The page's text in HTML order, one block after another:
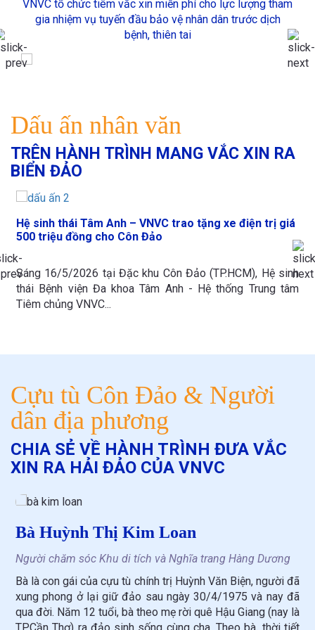
VNVC hỗ trợ tài chính, cung ứng thuốc, vật tư y tế, sách
vở, dụng cụ học tập, máy phát điện và chung tay xây
dựng nhà tái định cư cho người dân vùng bão lũ.
Dấu ấn nhân văn
TRÊN HÀNH TRÌNH MANG VẮC XIN RA
BIỂN ĐẢO
Người dân Côn Đảo được tiêm ngừa cúm miễn phí ba
năm
VNVC tài trợ hơn 10 tỷ đồng cho Côn Đảo, tiêm miễn phí
vaccine cúm trong ba năm và đầu tư kho lạnh bảo quản
vaccine đạt...
Cựu tù Côn Đảo & Người
dân địa phương
CHIA SẺ VỀ HÀNH TRÌNH ĐƯA VẮC
XIN RA HẢI ĐẢO CỦA VNVC
Vợ chồng Ông Nguyễn Xuân Viên và
Bà Nguyễn Thị Tư
Ông Viên là cựu tù chính trị duy nhất còn sống tại Côn Đảo,
bà Nguyễn Thị Tư theo chồng ra Côn Đảo sinh sống từ
năm 1978. Bản thân bà Tư cũng có cha và hai anh trai là